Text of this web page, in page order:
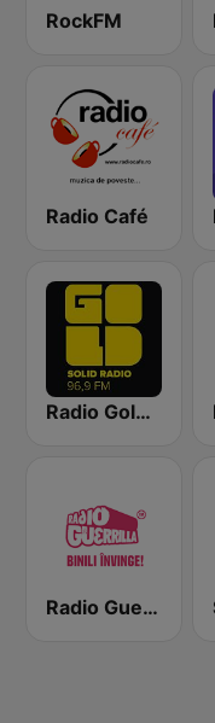
RockFM
Radio Café
Radio Gold FM 96.9
Radio Guerrilla